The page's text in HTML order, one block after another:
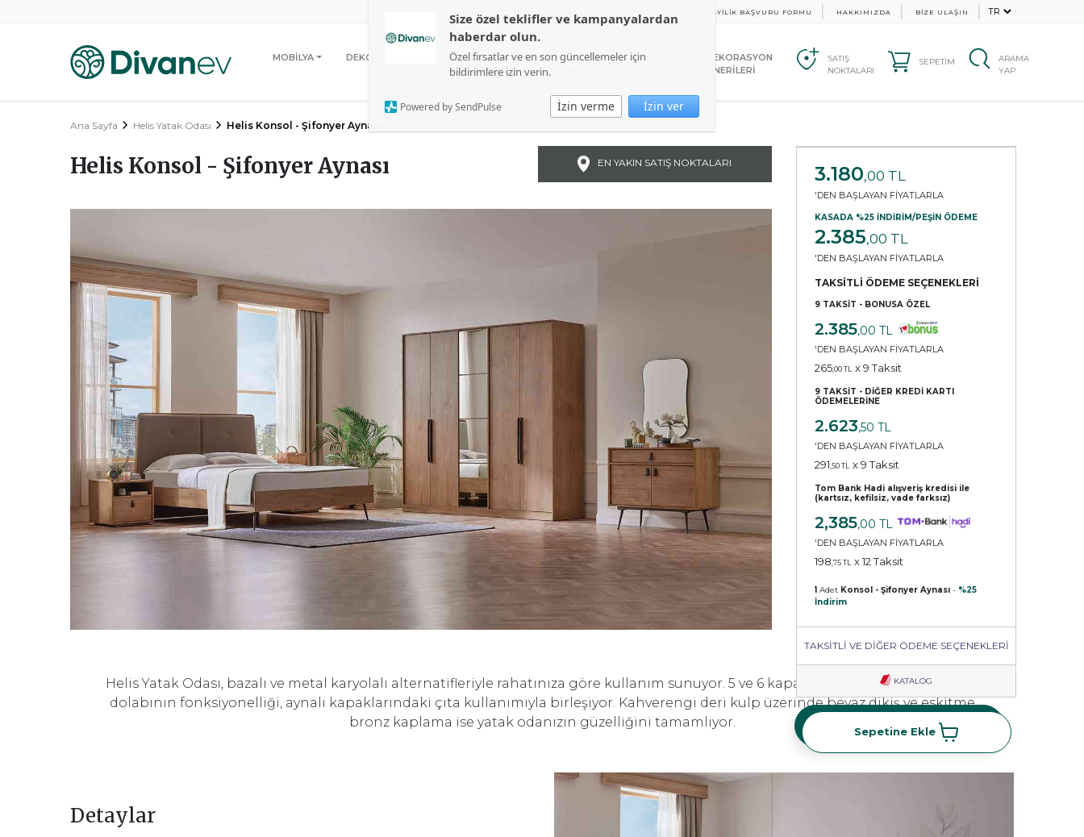
Size özel teklifler ve kampanyalardan
haberdar olun.
Özel fırsatlar ve en son güncellemeler için
bildirimlere izin verin.
İzin verme İzin ver
Powered by SendPulse
BAYİLİK BAŞVURU FORMU HAKKIMIZDA BİZE ULAŞIN
MOBİLYA DEKORASYON
BAHÇE VE BALKON
MOBİLYALARI
UYKU
FIRSATLAR
DEKORASYON
ÖNERİLERİ
SATIŞ
NOKTALARI
SEPETİM
ARAMA
YAP
Ana Sayfa Helis Yatak Odası Helis Konsol - Şifonyer Aynası
Helis Konsol - Şifonyer Aynası EN YAKIN SATIŞ NOKTALARI 3.180,00 TL
'DEN BAŞLAYAN FİYATLARLA
KASADA %25 İNDİRİM/PEŞİN ÖDEME
2.385,00 TL
'DEN BAŞLAYAN FİYATLARLA
TAKSİTLİ ÖDEME SEÇENEKLERİ
9 TAKSİT - BONUSA ÖZEL
2.385,00 TL
'DEN BAŞLAYAN FİYATLARLA
265,00 TL x 9 Taksit
9 TAKSİT - DİĞER KREDİ KARTI
ÖDEMELERİNE
2.623,50 TL
'DEN BAŞLAYAN FİYATLARLA
291,50 TL x 9 Taksit
Tom Bank Hadi alışveriş kredisi ile
(kartsız, kefilsiz, vade farksız)
2,385,00 TL
'DEN BAŞLAYAN FİYATLARLA
198,75 TL x 12 Taksit
1 Adet Konsol - Şifonyer Aynası - %25
İndirim
TAKSİTLİ VE DİĞER ÖDEME SEÇENEKLERİ
KATALOG
Sepetine Ekle
Sepetine Ekle
Helis Yatak Odası, bazalı ve metal karyolalı alternatifleriyle rahatınıza göre kullanım sunuyor. 5 ve 6 kapaklı dolabı ile sürgü kapaklı
dolabının fonksiyonelliği, aynalı kapaklarındaki çıta kullanımıyla birleşiyor. Kahverengi deri kulp üzerinde beyaz dikiş ve eskitme
bronz kaplama ise yatak odanızın güzelliğini tamamlıyor.
Detaylar